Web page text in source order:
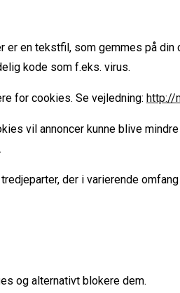
er en tekstfil, som gemmes på
kode som f.eks. virus.
for cookies. Se vejledning: http://
vil annoncer kunne blive
der i varierende
og alternativt blokere dem.